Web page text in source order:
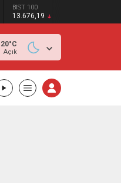
BIST 100
13.676,19
20°C
Açık